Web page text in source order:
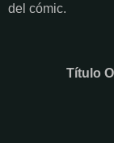
del cómic.
Título